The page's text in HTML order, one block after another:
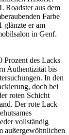
Roadster aus dem
Farbe
glänzte er am
in Genf.
Prozent des Lacks
Authentizität bis
In den
doch bei
roten Schicht
Der rote Lack
vollständig
außergewöhnlichen